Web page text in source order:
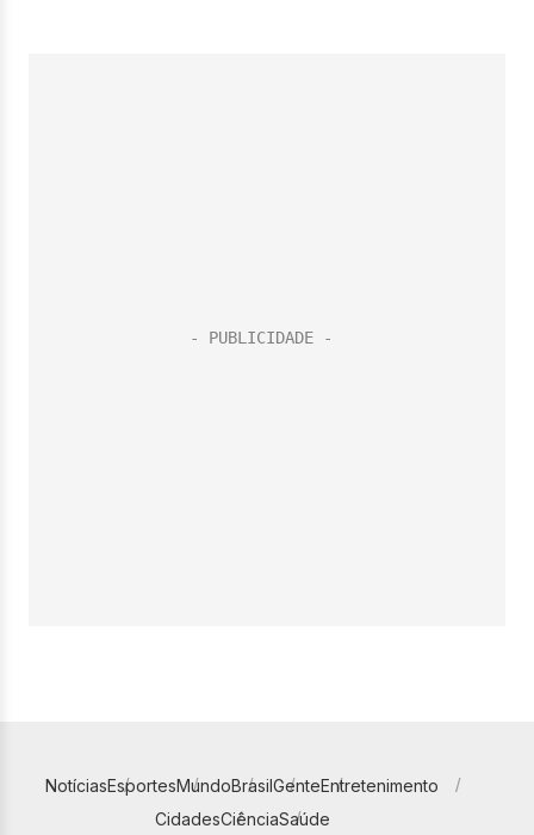
NotíciasEsportesMundoBrasilGenteEntretenimento
CidadesCiênciaSaúde